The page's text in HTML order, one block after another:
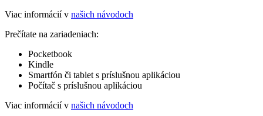
Viac informácií v našich návodoch
Prečítate na zariadeniach:
Pocketbook
Kindle
Smartfón či tablet s príslušnou aplikáciou
Počítač s príslušnou aplikáciou
Viac informácií v našich návodoch